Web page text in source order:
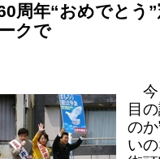
周年“おめでと
クで
今
目
の
い